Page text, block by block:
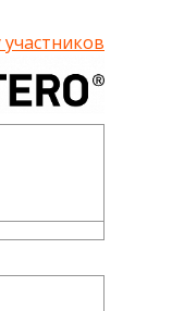
участников